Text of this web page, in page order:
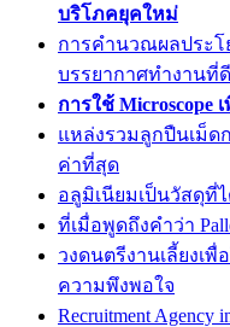
บริโภคยุคใหม่
การคำนวณผลประโ
บรรยากาศทำงานที่ดี
การใช้ Microscope
แหล่งรวมลูกปืนเม็
ค่าที่สุด
อลูมิเนียมเป็นวัสดุที่
ที่เมื่อพูดถึงคำว่า
วงดนตรีงานเลี้ยงเ
ความพึงพอใจ
Recruitment